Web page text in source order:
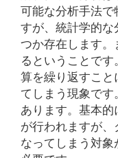
可能な分析手法で
すが、統計学的な
つか存在します
るということで
算を繰り返すこ
てしまう現象で
あります。基本
が行われますが
なってしまう対